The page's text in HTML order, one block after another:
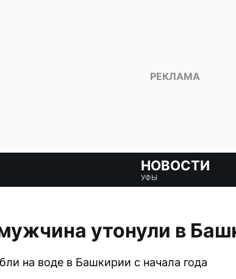
НОВОСТИ
УФЫ
утонули в
на воде в Башкирии с начала года